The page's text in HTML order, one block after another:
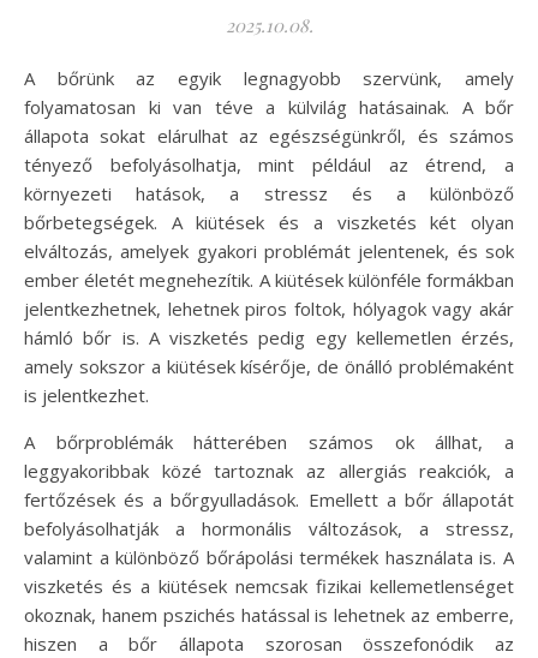
2025.10.08.
A bőrünk az egyik legnagyobb szervünk, amely
folyamatosan ki van téve a külvilág hatásainak. A bőr
állapota sokat elárulhat az egészségünkről, és számos
tényező befolyásolhatja, mint például az étrend, a
környezeti hatások, a stressz és a különböző
bőrbetegségek. A kiütések és a viszketés két olyan
elváltozás, amelyek gyakori problémát jelentenek, és sok
ember életét megnehezítik. A kiütések különféle formákban
jelentkezhetnek, lehetnek piros foltok, hólyagok vagy akár
hámló bőr is. A viszketés pedig egy kellemetlen érzés,
amely sokszor a kiütések kísérője, de önálló problémaként
is jelentkezhet.
A bőrproblémák hátterében számos ok állhat, a
leggyakoribbak közé tartoznak az allergiás reakciók, a
fertőzések és a bőrgyulladások. Emellett a bőr állapotát
befolyásolhatják a hormonális változások, a stressz,
valamint a különböző bőrápolási termékek használata is. A
viszketés és a kiütések nemcsak fizikai kellemetlenséget
okoznak, hanem pszichés hatással is lehetnek az emberre,
hiszen a bőr állapota szorosan összefonódik az